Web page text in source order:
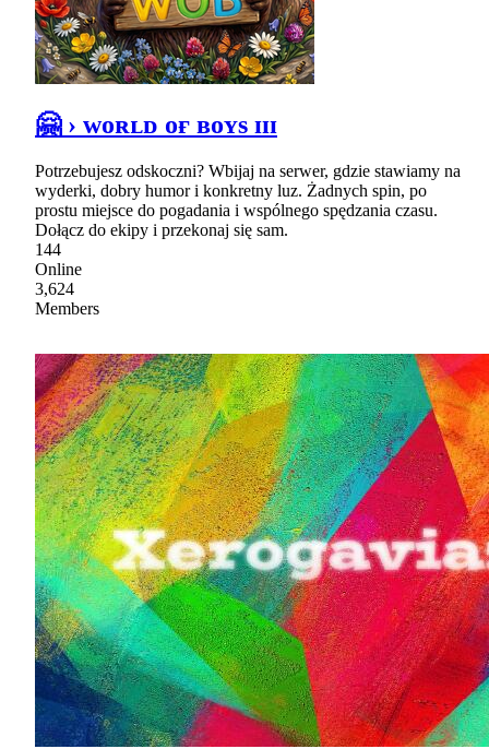
🤗 › ᴡᴏʀʟᴅ ᴏғ ʙᴏʏs ɪɪɪ
Potrzebujesz odskoczni? Wbijaj na serwer, gdzie stawiamy na
wyderki, dobry humor i konkretny luz. Żadnych spin, po
prostu miejsce do pogadania i wspólnego spędzania czasu.
Dołącz do ekipy i przekonaj się sam.
144
Online
3,624
Members